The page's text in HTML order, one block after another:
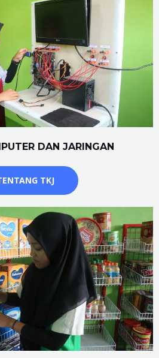
DAN JARINGAN
TKJ